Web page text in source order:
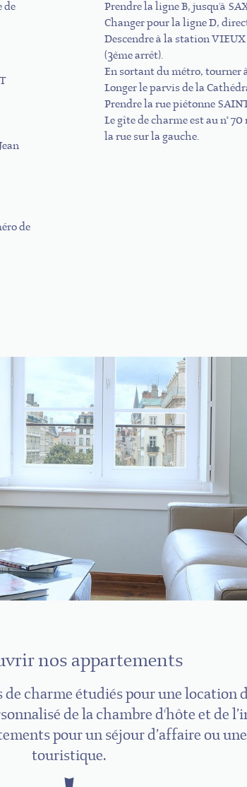
de
de
Prendre la ligne B, jusqu'à
Changer pour la ligne D,
Descendre à la station
(3ème arrêt).
En sortant du métro, tourner
Longer le parvis de la
Prendre la rue piétonne
Le gîte de charme est au n°
la rue sur la gauche.
nos appartements
de charme étudiés pour une location
de la chambre d'hôte et de
pour un séjour d’affaire ou
touristique.